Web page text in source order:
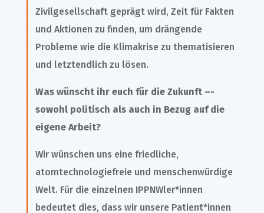
Zivilgesellschaft geprägt wird, Zeit für Fakten
und Aktionen zu finden, um drängende
Probleme wie die Klimakrise zu thematisieren
und letztendlich zu lösen.
Was wünscht ihr euch für die Zukunft –­
sowohl politisch als auch in Bezug auf die
eigene Arbeit?
Wir wünschen uns eine friedliche,
atomtechnologiefreie und menschenwürdige
Welt. Für die einzelnen IPPNWler*innen
bedeutet dies, dass wir unsere Patient*innen